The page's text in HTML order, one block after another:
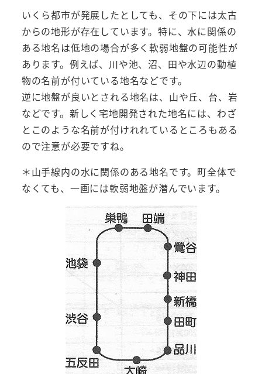
いくら都市が発展したとしても、その下には太古
からの地形が存在しています。特に、水に関係の
ある地名は低地の場合が多く軟弱地盤の可能性が
あります。例えば、川や池、沼、田や水辺の動植
物の名前が付いている地名などです。
逆に地盤が良いとされる地名は、山や丘、台、岩
などです。新しく宅地開発された地名には、わざ
とこのような名前が付けれれているところもある
ので注意が必要ですね。
＊山手線内の水に関係のある地名です。町全体で
なくても、一画には軟弱地盤が潜んでいます。